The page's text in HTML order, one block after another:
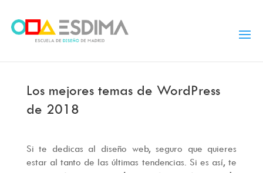
Los mejores temas de WordPress
de 2018
Si te dedicas al diseño web, seguro que quieres
estar al tanto de las últimas tendencias. Si es así, te